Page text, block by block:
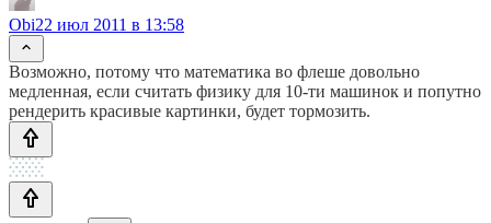
Obi22 июл 2011 в 13:58
Возможно, потому что математика во флеше довольно
медленная, если считать физику для 10-ти машинок и попутно
рендерить красивые картинки, будет тормозить.